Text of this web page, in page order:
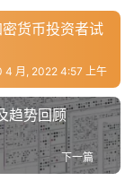
货币投资者试
4 月, 2022 4:57 上午
趋势回顾
下一篇